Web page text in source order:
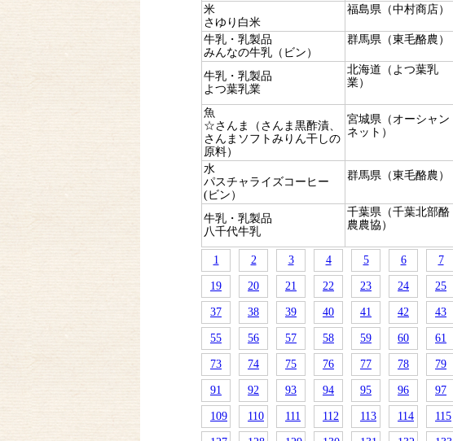
米
さゆり白米
福島県（中村商店）
牛乳・乳製品
みんなの牛乳（ビン）
群馬県（東毛酪農）
牛乳・乳製品
よつ葉乳業
北海道（よつ葉乳
業）
魚
☆さんま（さんま黒酢漬、
さんまソフトみりん干しの
原料）
宮城県（オーシャン
ネット）
水
パスチャライズコーヒー
(ビン）
群馬県（東毛酪農）
牛乳・乳製品
八千代牛乳
千葉県（千葉北部酪
農農協）
1 2 3 4 5 6 7
19 20 21 22 23 24 25
37 38 39 40 41 42 43
55 56 57 58 59 60 61
73 74 75 76 77 78 79
91 92 93 94 95 96 97
109 110 111 112 113 114 115